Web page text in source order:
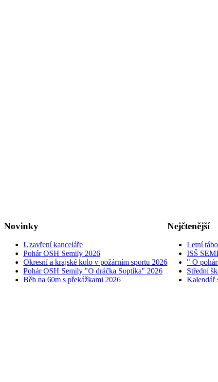
Novinky
Uzavření kanceláře
Pohár OSH Semily 2026
Okresní a krajské kolo v požárním sportu 2026
Pohár OSH Semily "O dráčka Soptíka" 2026
Běh na 60m s překážkami 2026
Nejčtenější
Letní
ISŠ
" O
Střední
Kalendář